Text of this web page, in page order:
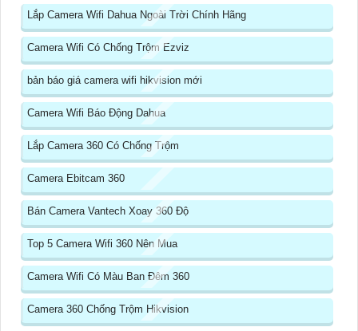
Lắp Camera Wifi Dahua Ngoài Trời Chính Hãng
Camera Wifi Có Chống Trộm Ezviz
bản báo giá camera wifi hikvision mới
Camera Wifi Báo Động Dahua
Lắp Camera 360 Có Chống Trộm
Camera Ebitcam 360
Bán Camera Vantech Xoay 360 Độ
Top 5 Camera Wifi 360 Nên Mua
Camera Wifi Có Màu Ban Đêm 360
Camera 360 Chống Trộm Hikvision